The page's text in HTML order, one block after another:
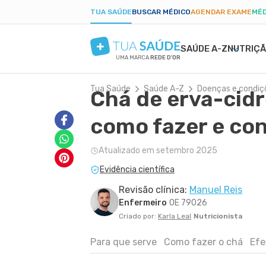
TUA SAÚDEBUSCAR MÉDICOAGENDAR EXAME
SAÚDE A-Z
UMA MARCAREDE D'OR
SINTOMAS
EXAMES
VIDA ÍNTIMA
SAÚDE DO HOMEM
PRIMEIROS SOCORROS
DIETAS
JEJUM INTERMITENTE
DIETA DUKAN
GRAVIDEZ SAUDÁVEL
EXERCÍCIO NA GRAVIDEZ
DESCONFORTOS DA GRAVIDEZ
SAÚDE MENTAL
ANSIEDADE
DEPRESSÃO
TDAH
BORDERLINE
FOBIAS
BELEZA E
CICATRIZ
RUGAS
Tua Saúde Saúde A-Z Doenças e
Chá de erva-
como fazer e
Atualizado em setembro 2025
Evidência científica
Revisão clínica: Manuel Reis
Enfermeiro OE 79026
Criado por: Karla Leal Nutricionista
Para que serve Como fazer o chá